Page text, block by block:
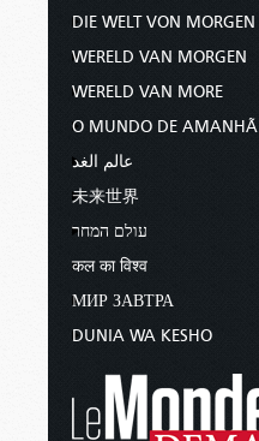
DIE WELT VON MORGEN
WERELD VAN MORGEN
WERELD VAN MORE
O MUNDO DE AMANHÃ
عالم الغد
未来世界
עולם המחר
कल का विश्व
МИР ЗАВТРА
DUNIA WA KESHO